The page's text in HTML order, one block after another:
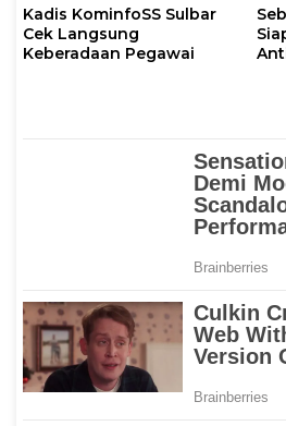
Kadis KominfoSS Sulbar
Cek Langsung
Keberadaan Pegawai